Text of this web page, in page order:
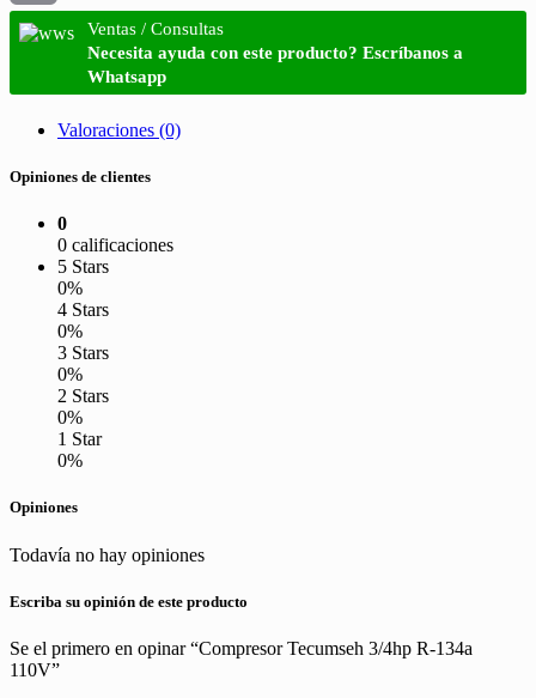
Email
Ventas / Consultas
Necesita ayuda con este producto? Escríbanos a
Whatsapp
Valoraciones (0)
Opiniones de clientes
0
0 calificaciones
5 Stars
0%
4 Stars
0%
3 Stars
0%
2 Stars
0%
1 Star
0%
Opiniones
Todavía no hay opiniones
Escriba su opinión de este producto
Se el primero en opinar “Compresor Tecumseh 3/4hp R-134a
110V”